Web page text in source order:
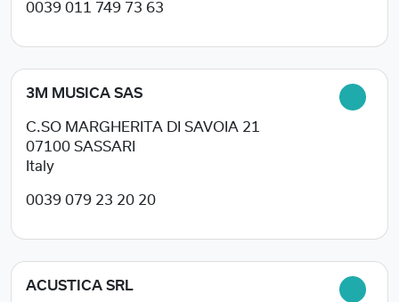
0039 011 749 73 63
3M MUSICA SAS
C.SO MARGHERITA DI SAVOIA 21
07100 SASSARI
Italy
0039 079 23 20 20
ACUSTICA SRL